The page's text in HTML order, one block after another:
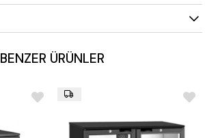
BENZER ÜRÜNLER